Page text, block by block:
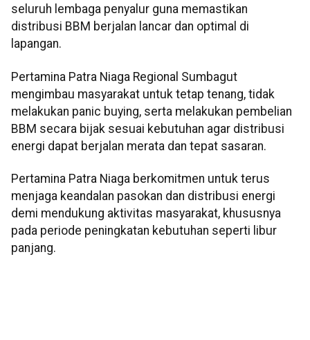
seluruh lembaga penyalur guna memastikan
distribusi BBM berjalan lancar dan optimal di
lapangan.
Pertamina Patra Niaga Regional Sumbagut
mengimbau masyarakat untuk tetap tenang, tidak
melakukan panic buying, serta melakukan pembelian
BBM secara bijak sesuai kebutuhan agar distribusi
energi dapat berjalan merata dan tepat sasaran.
Pertamina Patra Niaga berkomitmen untuk terus
menjaga keandalan pasokan dan distribusi energi
demi mendukung aktivitas masyarakat, khususnya
pada periode peningkatan kebutuhan seperti libur
panjang.